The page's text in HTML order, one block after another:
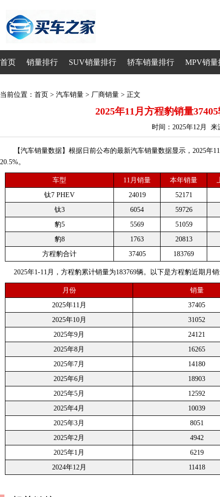
首页 销量排行 SUV销量排行 轿车销量排行 MPV销量
当前位置： 首页 > 汽车销量 > 厂商销量 > 正文
2025年11月方程豹销量
时间：2025年12月 来
【汽车销量数据】根据日前公布的最新汽车销量数据显示，2025年
20.5%。
车型 11月销量 本年销量
钛7 PHEV
24019
52171
钛3
6054
59726
豹5
5569
51059
豹8
1763
20813
方程豹合计
37405 183769
2025年1-11月，方程豹累计销量为183769辆。以下是方程豹近期月
月份
销量
2025年11月
37405
2025年10月
31052
2025年9月
24121
2025年8月
16265
2025年7月
14180
2025年6月
18903
2025年5月
12592
2025年4月
10039
2025年3月
8051
2025年2月
4942
2025年1月
6219
2024年12月
11418